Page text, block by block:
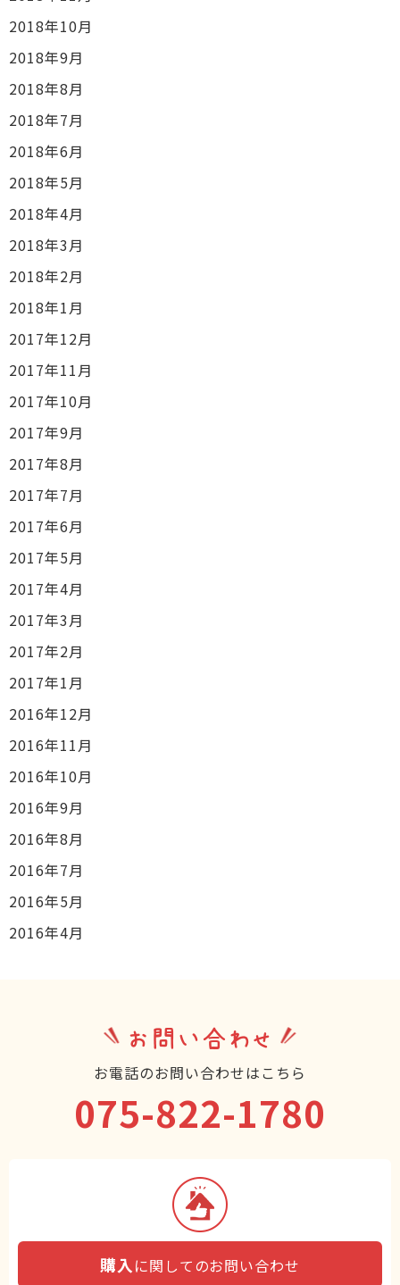
2018年10月
2018年9月
2018年8月
2018年7月
2018年6月
2018年5月
2018年4月
2018年3月
2018年2月
2018年1月
2017年12月
2017年11月
2017年10月
2017年9月
2017年8月
2017年7月
2017年6月
2017年5月
2017年4月
2017年3月
2017年2月
2017年1月
2016年12月
2016年11月
2016年10月
2016年9月
2016年8月
2016年7月
2016年5月
2016年4月
お問い合わせ
お電話のお問い合わせはこちら
075-822-1780
購入に関してのお問い合わせ